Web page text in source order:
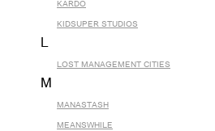
KARDO
KIDSUPER STUDIOS
L
LOST MANAGEMENT CITIES
M
MANASTASH
MEANSWHILE